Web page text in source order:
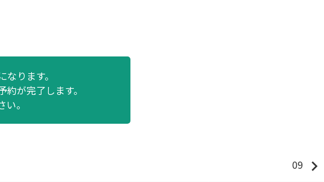
ります。
が完了します。
。
09 keyboard_arrow_right